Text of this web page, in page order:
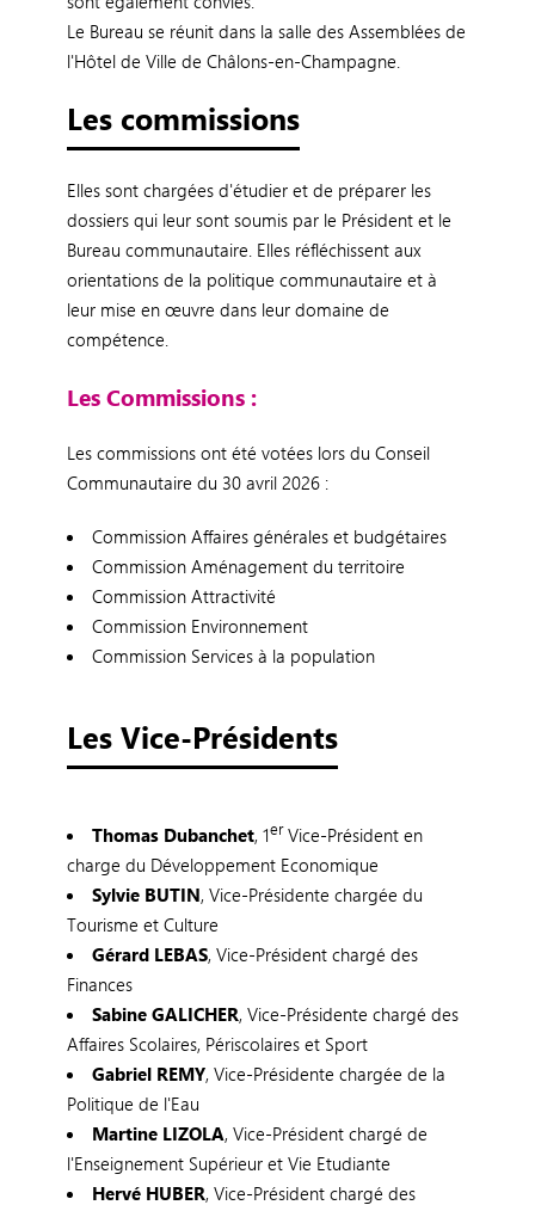
Le Bureau se réunit dans la salle des Assemblées de
l'Hôtel de Ville de Châlons-en-Champagne.
Les commissions
Elles sont chargées d'étudier et de préparer les
dossiers qui leur sont soumis par le Président et le
Bureau communautaire. Elles réfléchissent aux
orientations de la politique communautaire et à
leur mise en œuvre dans leur domaine de
compétence.
Les Commissions :
Les commissions ont été votées lors du Conseil
Communautaire du 30 avril 2026 :
Commission Affaires générales et budgétaires
Commission Aménagement du territoire
Commission Attractivité
Commission Environnement
Commission Services à la population
Les Vice-Présidents
Thomas Dubanchet, 1erVice-Président en
charge du Développement Economique
Sylvie BUTIN, Vice-Présidente chargée du
Tourisme et Culture
Gérard LEBAS, Vice-Président chargé des
Finances
Sabine GALICHER, Vice-Présidente chargé des
Affaires Scolaires, Périscolaires et Sport
Gabriel REMY, Vice-Présidente chargée de la
Politique de l'Eau
Martine LIZOLA, Vice-Président chargé de
l'Enseignement Supérieur et Vie Etudiante
Hervé HUBER, Vice-Président chargé des